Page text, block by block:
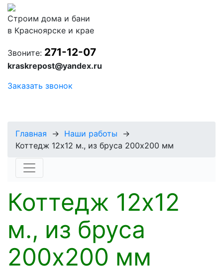
Строим дома и бани
в Красноярске и крае
Звоните: 271-12-07
kraskrepost@yandex.ru
Заказать звонок
Главная → Наши работы →
Коттедж 12х12 м., из бруса 200х200 мм
Коттедж 12х12
м., из бруса
200х200 мм